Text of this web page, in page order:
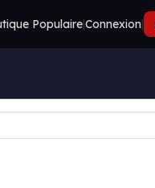
Populaire|Connexion|